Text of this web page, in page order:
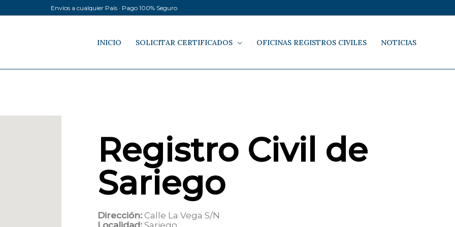
Envíos a cualquier País · Pago 100% Seguro
INICIO SOLICITAR CERTIFICADOS OFICINAS REGISTROS CIVILES NOTICIAS
Registro Civil de
Sariego
Dirección: Calle La Vega S/N
Localidad: Sariego